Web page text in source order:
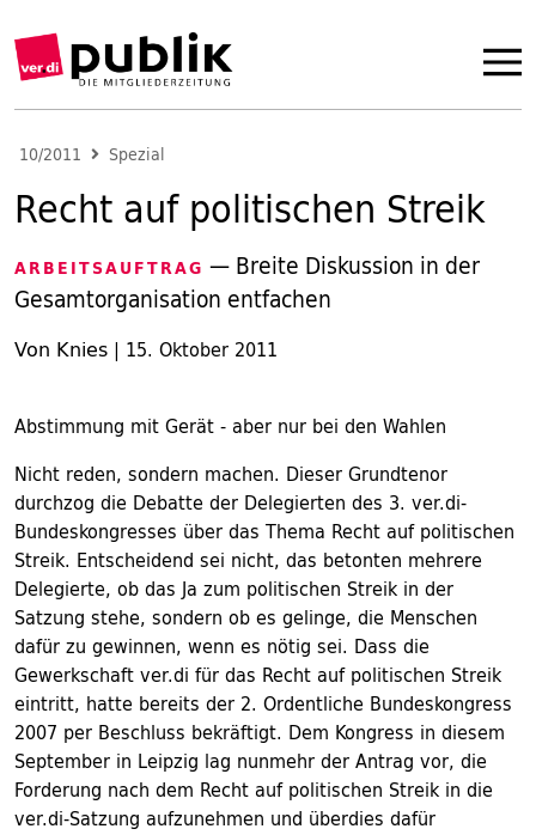
10/2011 Spezial
Recht auf politischen Streik
ARBEITSAUFTRAG — Breite Diskussion in der
Gesamtorganisation entfachen
Von Knies | 15. Oktober 2011
Abstimmung mit Gerät - aber nur bei den Wahlen
Nicht reden, sondern machen. Dieser Grundtenor
durchzog die Debatte der Delegierten des 3. ver.di-
Bundeskongresses über das Thema Recht auf politischen
Streik. Entscheidend sei nicht, das betonten mehrere
Delegierte, ob das Ja zum politischen Streik in der
Satzung stehe, sondern ob es gelinge, die Menschen
dafür zu gewinnen, wenn es nötig sei. Dass die
Gewerkschaft ver.di für das Recht auf politischen Streik
eintritt, hatte bereits der 2. Ordentliche Bundeskongress
2007 per Beschluss bekräftigt. Dem Kongress in diesem
September in Leipzig lag nunmehr der Antrag vor, die
Forderung nach dem Recht auf politischen Streik in die
ver.di-Satzung aufzunehmen und überdies dafür